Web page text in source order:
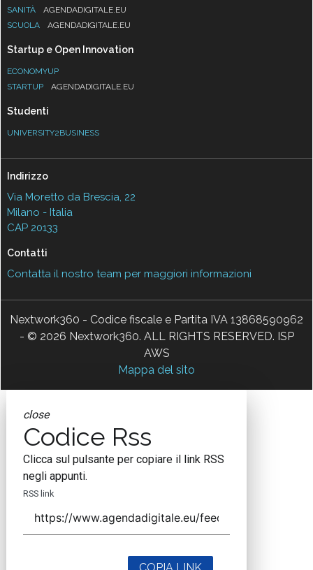
SANITÀ
AGENDADIGITALE.EU
SCUOLA
AGENDADIGITALE.EU
Startup e Open Innovation
ECONOMYUP
STARTUP
AGENDADIGITALE.EU
Studenti
UNIVERSITY2BUSINESS
Indirizzo
Via Moretto da Brescia, 22
Milano - Italia
CAP 20133
Contatti
Contatta il nostro team per maggiori informazioni
Nextwork360 - Codice fiscale e Partita IVA 13868590962
- © 2026 Nextwork360. ALL RIGHTS RESERVED. ISP
AWS
Mappa del sito
close
Codice Rss
Clicca sul pulsante per copiare il link RSS
negli appunti.
RSS link
COPIA LINK